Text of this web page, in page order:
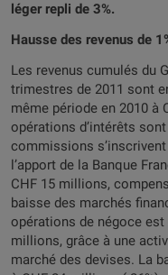
léger repli de 3%.
Hausse des revenus de
Les revenus cumulés du
trimestres de 2011 sont
même période en 2010 à
opérations d’intérêts
commissions
l’apport de la Banque
CHF 15 millions,
baisse des marchés
opérations de négoce est
millions, grâce à une
marché des devises. La